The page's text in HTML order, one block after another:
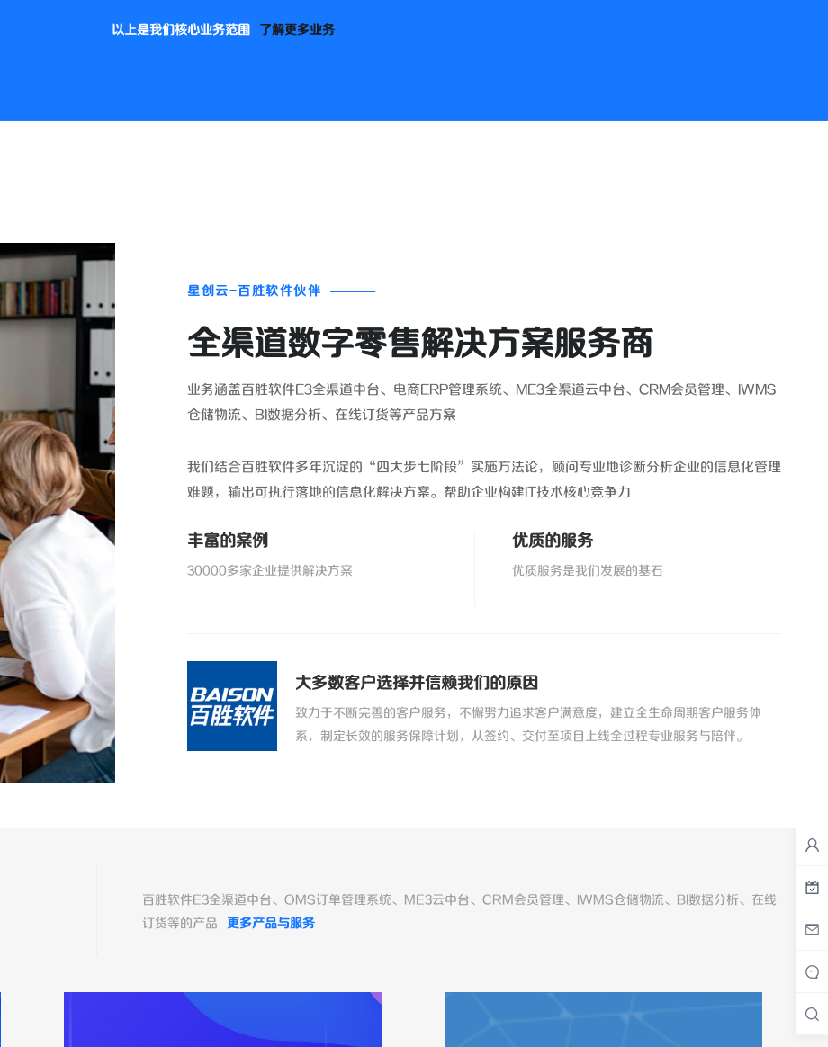
以上是我们核心业务范围 了解更多业务
星创云-百胜软件伙伴
全渠道数字零售解决方案服务商
业务涵盖百胜软件E3全渠道中台、电商ERP管理系统、ME3全渠道云中台、CRM会员管理、IWMS
仓储物流、BI数据分析、在线订货等产品方案
我们结合百胜软件多年沉淀的“四大步七阶段”实施方法论，顾问专业地诊断分析企业的信息化管理
难题，输出可执行落地的信息化解决方案。帮助企业构建IT技术核心竞争力
丰富的案例
30000多家企业提供解决方案
优质的服务
优质服务是我们发展的基石
大多数客户选择并信赖我们的原因
致力于不断完善的客户服务，不懈努力追求客户满意度，建立全生命周期客户服务体
系，制定长效的服务保障计划，从签约、交付至项目上线全过程专业服务与陪伴。
百胜软件E3全渠道中台、OMS订单管理系统、ME3云中台、CRM会员管理、IWMS仓储物流、BI数据分析、在线
订货等的产品
更多产品与服务